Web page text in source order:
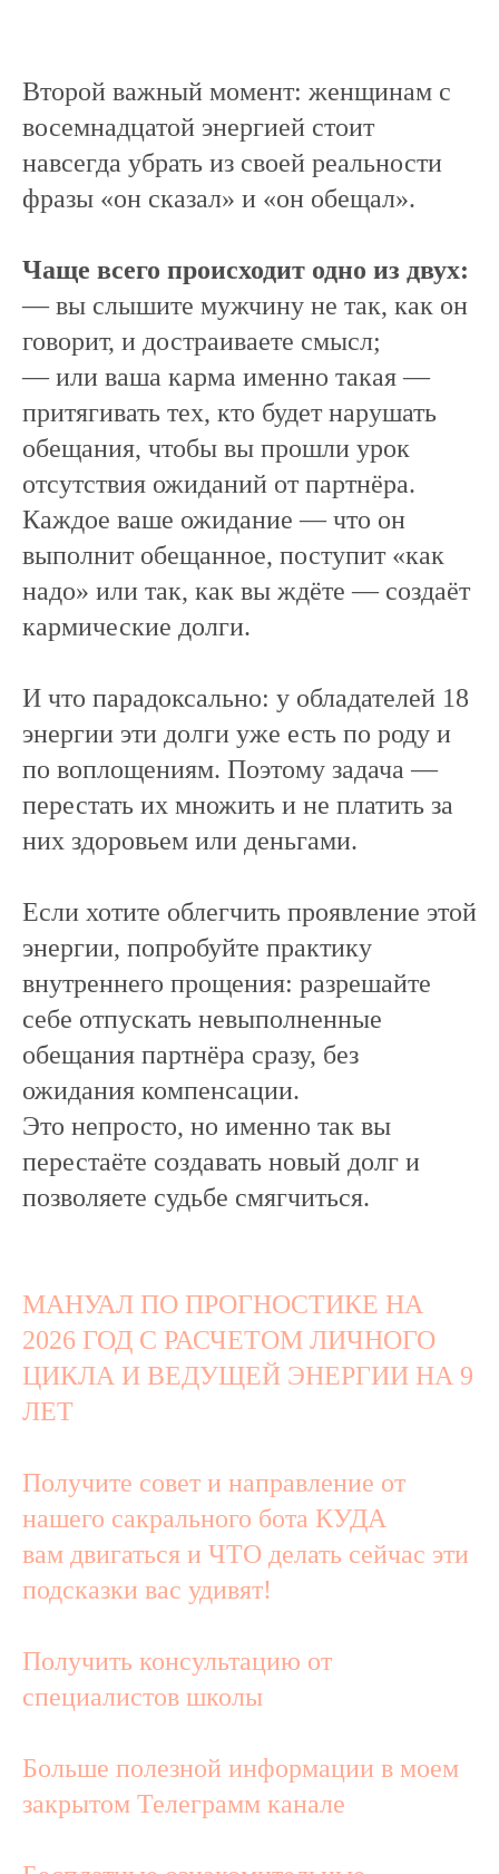
Второй важный момент: женщинам с
восемнадцатой энергией стоит
навсегда убрать из своей реальности
фразы «он сказал» и «он обещал».
Чаще всего происходит одно из двух:
— вы слышите мужчину не так, как он
говорит, и достраиваете смысл;
— или ваша карма именно такая —
притягивать тех, кто будет нарушать
обещания, чтобы вы прошли урок
отсутствия ожиданий от партнёра.
Каждое ваше ожидание — что он
выполнит обещанное, поступит «как
надо» или так, как вы ждёте — создаёт
кармические долги.
И что парадоксально: у обладателей 18
энергии эти долги уже есть по роду и
по воплощениям. Поэтому задача —
перестать их множить и не платить за
них здоровьем или деньгами.
Если хотите облегчить проявление этой
энергии, попробуйте практику
внутреннего прощения: разрешайте
себе отпускать невыполненные
обещания партнёра сразу, без
ожидания компенсации.
Это непросто, но именно так вы
перестаёте создавать новый долг и
позволяете судьбе смягчиться.
МАНУАЛ ПО ПРОГНОСТИКЕ НА
2026 ГОД С РАСЧЕТОМ ЛИЧНОГО
ЦИКЛА И ВЕДУЩЕЙ ЭНЕРГИИ НА 9
ЛЕТ
Получите совет и направление от
нашего сакрального бота КУДА
вам двигаться и ЧТО делать сейчас эти
подсказки вас удивят!
Получить консультацию от
специалистов школы
Больше полезной информации в моем
закрытом Телеграмм канале